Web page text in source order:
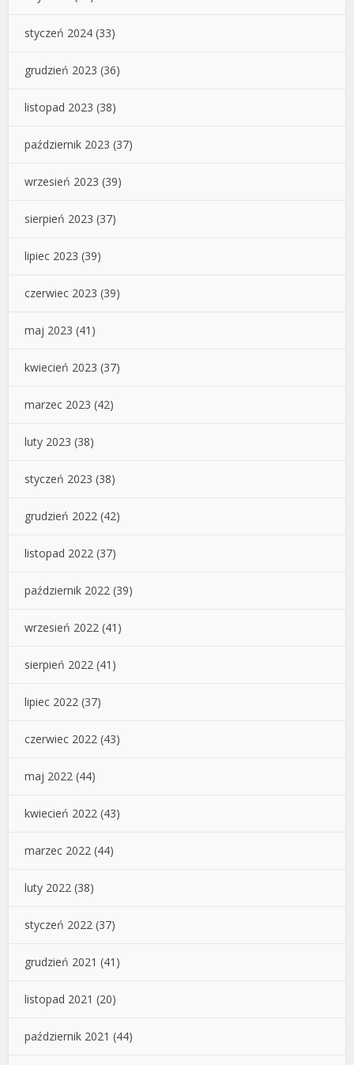
styczeń 2024 (33)
grudzień 2023 (36)
listopad 2023 (38)
październik 2023 (37)
wrzesień 2023 (39)
sierpień 2023 (37)
lipiec 2023 (39)
czerwiec 2023 (39)
maj 2023 (41)
kwiecień 2023 (37)
marzec 2023 (42)
luty 2023 (38)
styczeń 2023 (38)
grudzień 2022 (42)
listopad 2022 (37)
październik 2022 (39)
wrzesień 2022 (41)
sierpień 2022 (41)
lipiec 2022 (37)
czerwiec 2022 (43)
maj 2022 (44)
kwiecień 2022 (43)
marzec 2022 (44)
luty 2022 (38)
styczeń 2022 (37)
grudzień 2021 (41)
listopad 2021 (20)
październik 2021 (44)